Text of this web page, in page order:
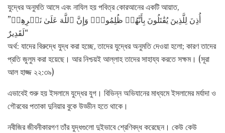
যুদ্ধের অনুমতি আসে এবং নাযিল হয় পবিত্র কোরআনের একটি আয়াত,
”أُذِنَ لِلَّذِينَ يُقَٰتَلُونَ بِأَنَّهُمۡ ظُلِمُواْۚ وَإِنَّ ٱللَّهَ عَلَىٰ نَصۡرِهِمۡ
لَقَدِيرٌ“
অর্থ: যাদের বিরুদ্ধে যুদ্ধ করা হচ্ছে, তাদের যুদ্ধের অনুমতি দেওয়া হলো; কারণ তাদের
প্রতি জুলুম করা হয়েছে। আর নিশ্চয়ই আল্লাহ তাদের সাহায্য করতে সক্ষম। (সূরা
আল হাজ্জ ২২:৩৯)
এভাবেই শুরু হয় ইসলামে যুদ্ধের যুগ। বিভিন্ন অভিযানের মাধ্যমে ইসলামের মর্যাদা ও
গৌরবের পতাকা দুনিয়ার বুকে উড্ডীন হতে থাকে।
নবীজির জীবনীকারগণ তাঁর যুদ্ধগুলো দুইভাবে শ্রেণিবদ্ধ করেছেন। কেউ কেউ